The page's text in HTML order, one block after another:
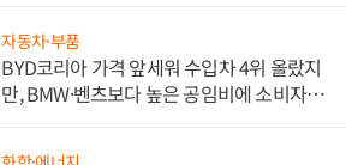
자동차·부품
BYD코리아 가격 앞세워 수입차 4위 올랐지
만, BMW·벤츠보다 높은 공임비에 소비자